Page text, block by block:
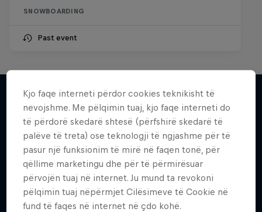
SNOWBOARDING
Past event
Më shumë si kjo
Kjo faqe interneti përdor cookies teknikisht të
nevojshme. Me pëlqimin tuaj, kjo faqe interneti do
të përdorë skedarë shtesë (përfshirë skedarë të
palëve të treta) ose teknologji të ngjashme për të
pasur një funksionim të mirë në faqen tonë, për
qëllime marketingu dhe për të përmirësuar
përvojën tuaj në internet. Ju mund ta revokoni
pëlqimin tuaj nëpërmjet Cilësimeve të Cookie në
fund të faqes në internet në çdo kohë.